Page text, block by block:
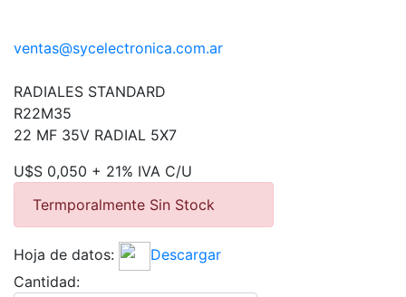
ventas@sycelectronica.com.ar
RADIALES STANDARD
R22M35
22 MF 35V RADIAL 5X7
U$S 0,050 + 21% IVA C/U
Termporalmente Sin Stock
Hoja de datos:
Descargar
Cantidad: